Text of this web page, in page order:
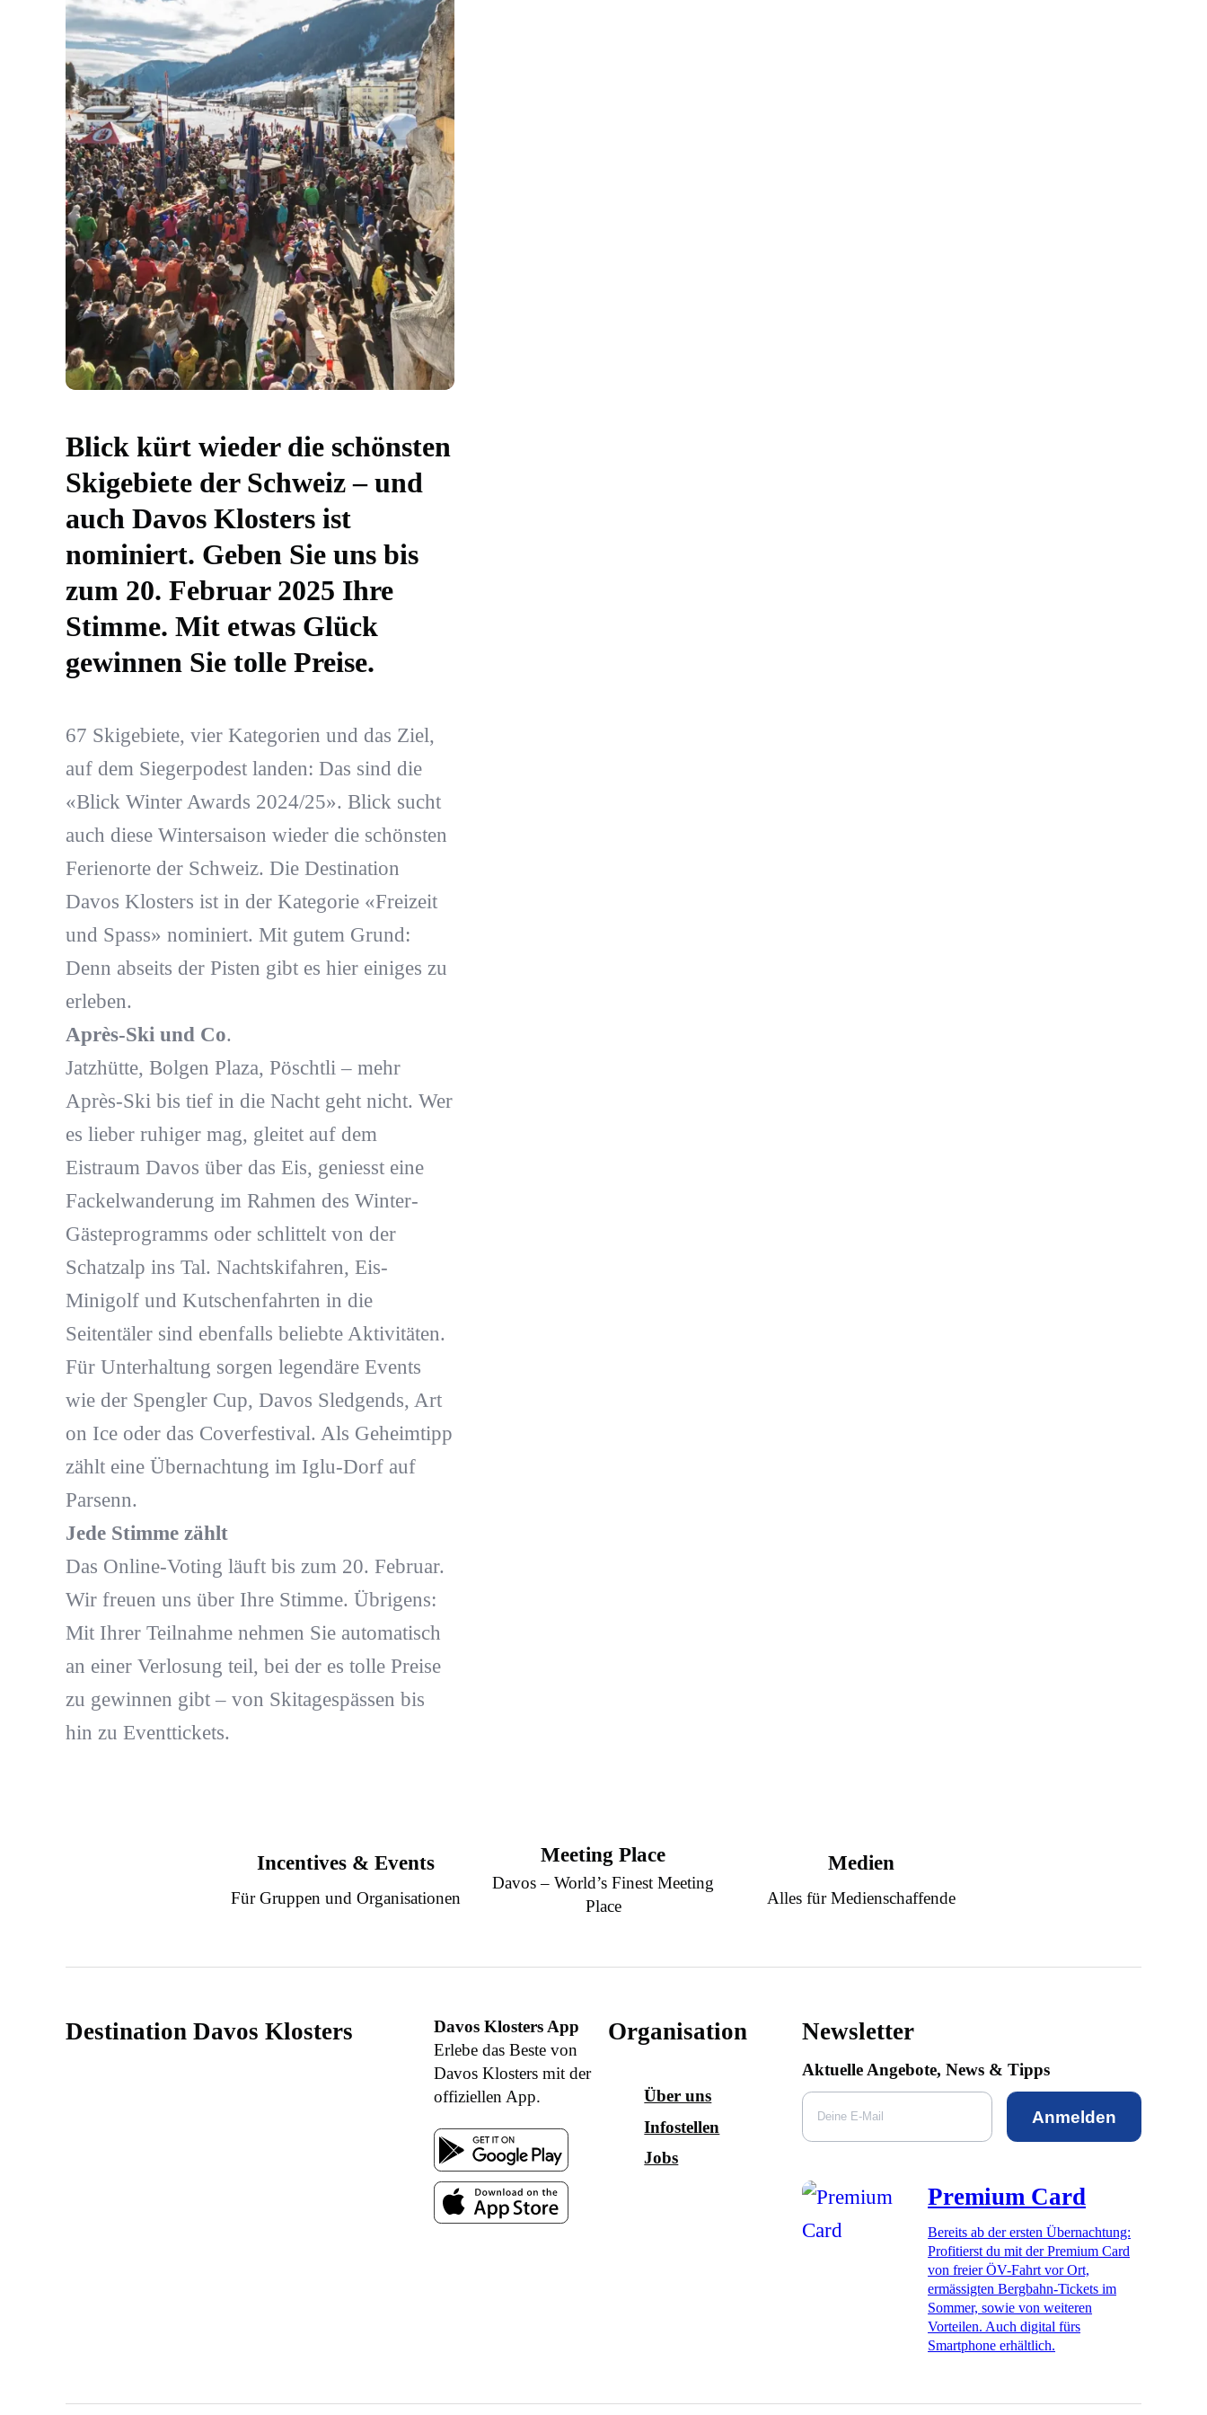
Blick kürt wieder die schönsten
Skigebiete der Schweiz – und
auch Davos Klosters ist
nominiert. Geben Sie uns bis
zum 20. Februar 2025 Ihre
Stimme. Mit etwas Glück
gewinnen Sie tolle Preise.
67 Skigebiete, vier Kategorien und das Ziel,
auf dem Siegerpodest landen: Das sind die
«Blick Winter Awards 2024/25». Blick sucht
auch diese Wintersaison wieder die schönsten
Ferienorte der Schweiz. Die Destination
Davos Klosters ist in der Kategorie «Freizeit
und Spass» nominiert. Mit gutem Grund:
Denn abseits der Pisten gibt es hier einiges zu
erleben.
Après-Ski und Co.
Jatzhütte, Bolgen Plaza, Pöschtli – mehr
Après-Ski bis tief in die Nacht geht nicht. Wer
es lieber ruhiger mag, gleitet auf dem
Eistraum Davos über das Eis, geniesst eine
Fackelwanderung im Rahmen des Winter-
Gästeprogramms oder schlittelt von der
Schatzalp ins Tal. Nachtskifahren, Eis-
Minigolf und Kutschenfahrten in die
Seitentäler sind ebenfalls beliebte Aktivitäten.
Für Unterhaltung sorgen legendäre Events
wie der Spengler Cup, Davos Sledgends, Art
on Ice oder das Coverfestival. Als Geheimtipp
zählt eine Übernachtung im Iglu-Dorf auf
Parsenn.
Jede Stimme zählt
Das Online-Voting läuft bis zum 20. Februar.
Wir freuen uns über Ihre Stimme. Übrigens:
Mit Ihrer Teilnahme nehmen Sie automatisch
an einer Verlosung teil, bei der es tolle Preise
zu gewinnen gibt – von Skitagespässen bis
hin zu Eventtickets.
Incentives & Events
Für Gruppen und Organisationen
Meeting Place
Davos – World’s Finest Meeting
Place
Medien
Alles für Medienschaffende
Destination Davos Klosters
Davos Klosters App
Erlebe das Beste von
Davos Klosters mit der
offiziellen App.
Organisation
Über uns
Infostellen
Jobs
Newsletter
Aktuelle Angebote, News & Tipps
Anmelden
Premium Card
Bereits ab der ersten Übernachtung:
Profitierst du mit der Premium Card
von freier ÖV-Fahrt vor Ort,
ermässigten Bergbahn-Tickets im
Sommer, sowie von weiteren
Vorteilen. Auch digital fürs
Smartphone erhältlich.